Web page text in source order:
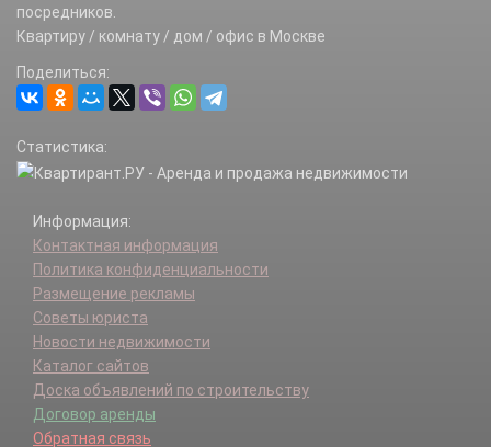
посредников.
Квартиру / комнату / дом / офис в Москве
Поделиться:
Статистика:
Информация:
Контактная информация
Политика конфиденциальности
Размещение рекламы
Советы юриста
Новости недвижимости
Каталог сайтов
Доска объявлений по строительству
Договор аренды
Обратная связь